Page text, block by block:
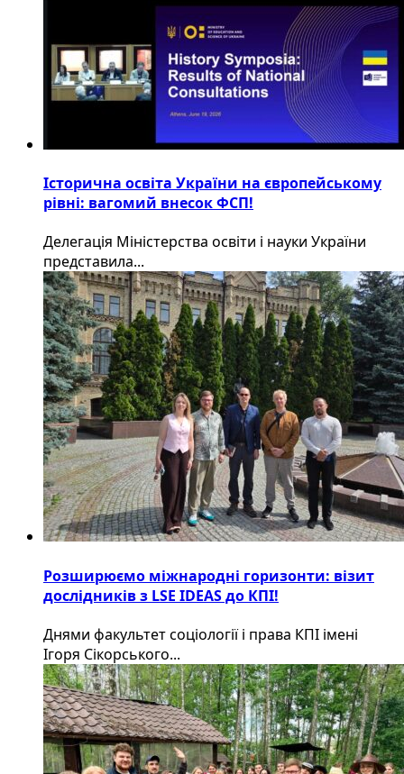
Історична освіта України на європейському
рівні: вагомий внесок ФСП!
Делегація Міністерства освіти і науки України
представила...
Розширюємо міжнародні горизонти: візит
дослідників з LSE IDEAS до КПІ!
Днями факультет соціології і права КПІ імені
Ігоря Сікорського...